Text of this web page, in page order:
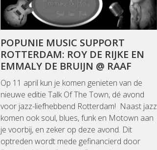
POPUNIE MUSIC SUPPORT
ROTTERDAM: ROY DE RIJKE EN
EMMALY DE BRUIJN @ RAAF
Op 11 april kun je komen genieten van de
nieuwe editie Talk Of The Town, dé avond
voor jazz-liefhebbend Rotterdam! Naast jazz
komen ook soul, blues, funk en Motown aan
je voorbij, en zeker op deze avond. Dit
optreden wordt mede gefinancierd door